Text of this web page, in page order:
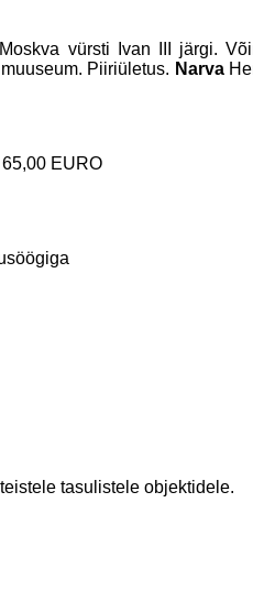
vürsti Ivan III järgi.
Piiriületus. Narva
EURO
tasulistele objektidele.